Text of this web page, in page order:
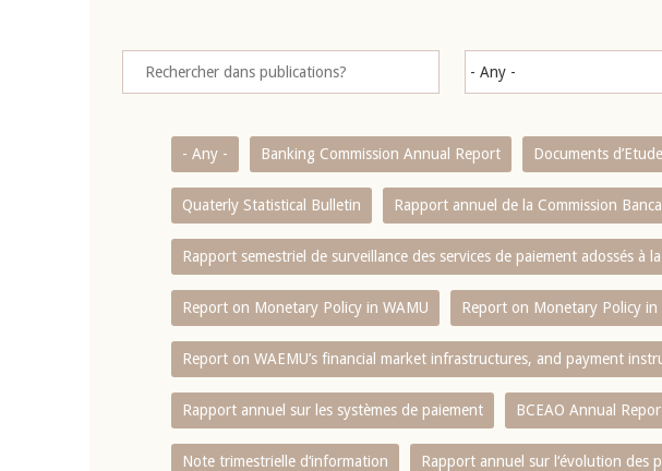
- Any - Banking Commission Annual Report Documents
Quaterly Statistical Bulletin Rapport annuel de la Commission
Rapport semestriel de surveillance des services de paiement adossés à
Report on Monetary Policy in WAMU Report on Monetary Policy in
Report on WAEMU’s financial market infrastructures, and payment
Rapport annuel sur les systèmes de paiement BCEAO Annual
Note trimestrielle d‘information Rapport annuel sur l‘évolution des